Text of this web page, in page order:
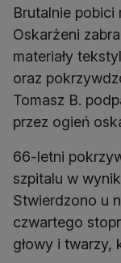
Brutalnie
Oskarżeni
materiały
oraz
Tomasz B.
przez ogień
66-letni
szpitalu w
Stwierdzono u
czwartego
głowy i twarzy,